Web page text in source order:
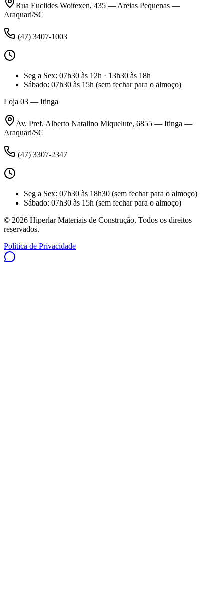
Rua Euclides Woitexen, 435 — Areias Pequenas —
Araquari/SC
(47) 3407-1003
Seg a Sex: 07h30 às 12h · 13h30 às 18h
Sábado: 07h30 às 15h (sem fechar para o almoço)
Loja 03 — Itinga
Av. Pref. Alberto Natalino Miquelute, 6855 — Itinga —
Araquari/SC
(47) 3307-2347
Seg a Sex: 07h30 às 18h30 (sem fechar para o almoço)
Sábado: 07h30 às 15h (sem fechar para o almoço)
© 2026 Hiperlar Materiais de Construção. Todos os direitos
reservados.
Política de Privacidade